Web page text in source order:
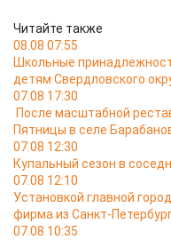
Читайте также
08.08 07:55
Школьные
детям Свердловского
07.08 17:30
После масштабной
Пятницы в селе
07.08 12:30
Купальный сезон в
07.08 12:10
Установкой главной
фирма из Санкт-
07.08 10:35